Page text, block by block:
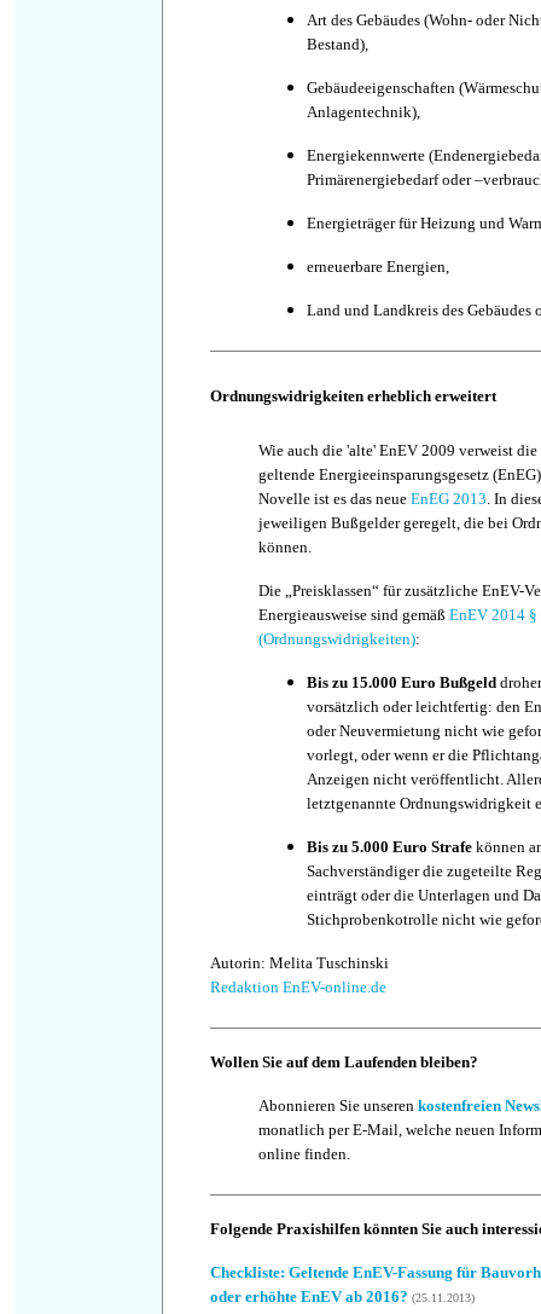
Art des Gebäudes (Wohn- oder
Bestand),
Gebäudeeigenschaften
Anlagentechnik),
Energiekennwerte
Primärenergiebedarf oder
Energieträger für Heizung und
erneuerbare Energien,
Land und Landkreis des Gebäudes
Ordnungswidrigkeiten erheblich erweitert
Wie auch die 'alte' EnEV 2009 verweist
geltende Energieeinsparungsgesetz
Novelle ist es das neue EnEG 2013 . In
jeweiligen Bußgelder geregelt, die bei
können.
Die „Preisklassen“ für zusätzliche EnEV-
Energieausweise sind gemäß EnEV 2014 §
(Ordnungswidrigkeiten):
Bis zu 15.000 Euro Bußgeld
vorsätzlich oder leichtfertig: den
oder Neuvermietung nicht wie
vorlegt, oder wenn er die
Anzeigen nicht veröffentlicht.
letztgenannte Ordnungswidrigkeit
Bis zu 5.000 Euro Strafe können
Sachverständiger die zugeteilte
einträgt oder die Unterlagen und
Stichprobenkotrolle nicht wie
Autorin: Melita Tuschinski
Redaktion EnEV-online.de
Wollen Sie auf dem Laufenden bleiben?
Abonnieren Sie unseren kostenfreien
monatlich per E-Mail, welche neuen
online finden.
Folgende Praxishilfen könnten Sie auch
Checkliste: Geltende EnEV-Fassung für
oder erhöhte EnEV ab 2016? (25.11.2013)